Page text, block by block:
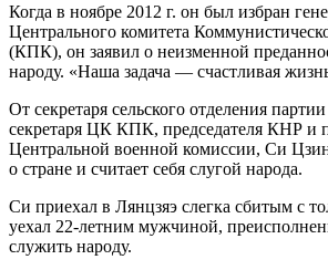
Когда в ноябре 2012 г. он был избран
Центрального комитета
(КПК), он заявил о неизменной
народу. «Наша задача — счастливая
От секретаря сельского отделения
секретаря ЦК КПК, председателя КНР и
Центральной военной комиссии, Си
о стране и считает себя слугой народа.
Си приехал в Лянцзяэ слегка сбитым с
уехал 22-летним мужчиной,
служить народу.